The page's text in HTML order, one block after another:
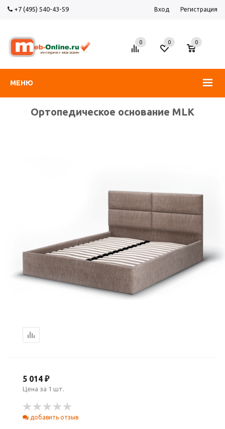
+7 (495) 540-43-59 Вход Регистрация
МЕНЮ
0 0
0
Ортопедическое основание MLK
5 014 ₽
Цена за 1 шт.
добавить отзыв